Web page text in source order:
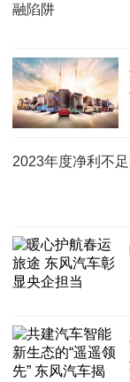
融陷阱
2023年度净利不